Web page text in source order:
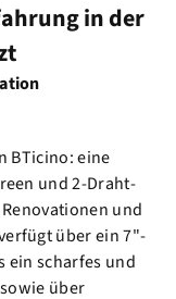
in der
BTicino: eine
und 2-Draht-
und
über ein 7"-
ein scharfes und
über